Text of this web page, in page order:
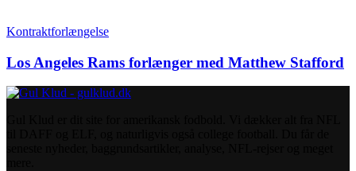
Kontraktforlængelse
Los Angeles Rams forlænger med Matthew Stafford